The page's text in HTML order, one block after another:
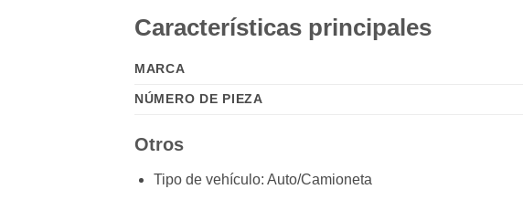
Características principales
MARCA
NÚMERO DE PIEZA
Otros
Tipo de vehículo: Auto/Camioneta